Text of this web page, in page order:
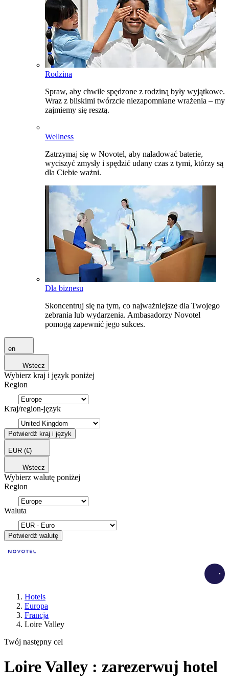
Rodzina
Spraw, aby chwile spędzone z rodziną były wyjątkowe.
Wraz z bliskimi twórzcie niezapomniane wrażenia – my
zajmiemy się resztą.
Wellness
Zatrzymaj się w Novotel, aby naładować baterie,
wyciszyć zmysły i spędzić udany czas z tymi, którzy są
dla Ciebie ważni.
Dla biznesu
Skoncentruj się na tym, co najważniejsze dla Twojego
zebrania lub wydarzenia. Ambasadorzy Novotel
pomogą zapewnić jego sukces.
en
Wstecz
Wybierz kraj i język poniżej
Region
Kraj/region-język
Potwierdź kraj i język
EUR (€)
Wstecz
Wybierz walutę poniżej
Region
Waluta
Potwierdź walutę
Hotels
Europa
Francja
Loire Valley
Twój następny cel
Loire Valley : zarezerwuj hotel